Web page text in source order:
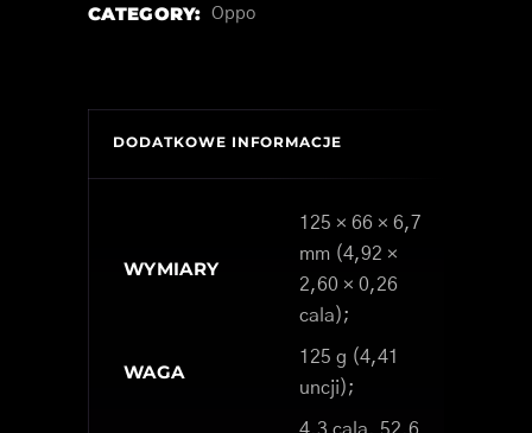
CATEGORY: Oppo
DODATKOWE INFORMACJE
WYMIARY
125 × 66 × 6,7
mm (4,92 ×
2,60 × 0,26
cala);
WAGA
125 g (4,41
uncji);